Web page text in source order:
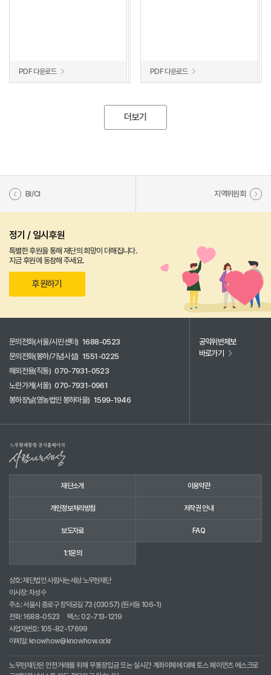
PDF 다운로드 PDF 다운로드
더보기
BI/CI 지역위원회
정기 / 일시후원
특별한 후원을 통해 재단의 희망이 더해집니다.
지금 후원에 동참해 주세요.
후원하기
문의전화(서울/시민센터) 1688-0523
문의전화(봉하/기념시설) 1551-0225
해외전용(직통) 070-7931-0523
노란가게(서울) 070-7931-0961
봉하장날(영농법인 봉하마을) 1599-1946
공익위반제보
바로가기
재단소개 이용약관
개인정보처리방침 저작권 안내
보도자료 FAQ
1:1문의
상호: 재단법인 사람사는세상 노무현재단
이사장: 차성수
주소: 서울시 종로구 창덕궁길 73 (03057) (원서동 106-1)
전화:1688-0523
팩스: 02-713-1219
사업자번호: 105-82-17699
이메일:knowhow@knowhow.or.kr
노무현재단은 안전거래를 위해 무통장입금 또는 실시간 계좌이체에 대해 토스 페이먼츠 에스크로